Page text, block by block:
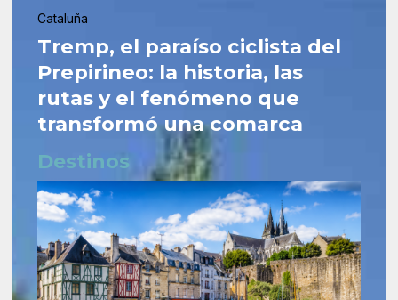
Cataluña
Tremp, el paraíso ciclista del
Prepirineo: la historia, las
rutas y el fenómeno que
transformó una comarca
Destinos